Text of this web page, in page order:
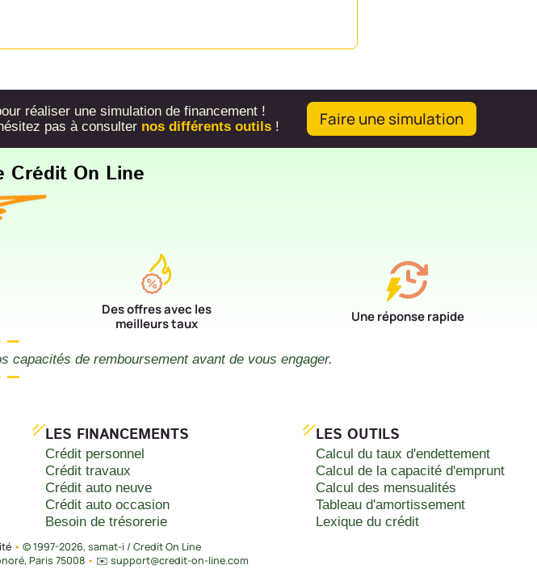
réaliser une simulation de financement !
pas à consulter nos différents outils! Faire une simulation
Crédit On Line
Des offres avec les
meilleurs taux
Une réponse rapide
capacités de remboursement avant de vous engager.
LES FINANCEMENTS
Crédit personnel
Crédit travaux
Crédit auto neuve
Crédit auto occasion
Besoin de trésorerie
LES OUTILS
Calcul du taux d'endettement
Calcul de la capacité d'emprunt
Calcul des mensualités
Tableau d'amortissement
Lexique du crédit
• © 1997-2026, samat-i / Credit On Line
Paris 75008 • ✉️ support@credit-on-line.com